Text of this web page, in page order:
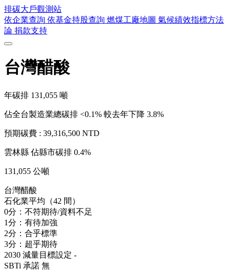
排碳大戶觀測站
依企業查詢 依基金持股查詢 燃煤工廠地圖 氣候績效指標方法
論 捐款支持
台灣醋酸
年碳排 131,055 噸
佔全台製造業總碳排 <0.1% 較去年下降 3.8%
預期碳費 : 39,316,500 NTD
雲林縣 佔縣市碳排 0.4%
131,055 公噸
台灣醋酸
石化業平均（42 間）
0分：不符期待/資料不足
1分：有待加強
2分：合乎標準
3分：超乎期待
2030 減量目標設定 -
SBTi 承諾 無